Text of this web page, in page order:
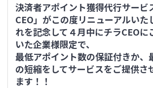
決済者アポイント獲得代行サービ
CEO」がこの度リニューアルいた
れを記念して４月中にチラCEOに
いた企業様限定で、
最低アポイント数の保証付きか、
の短縮をしてサービスをご提供さ
ます！！